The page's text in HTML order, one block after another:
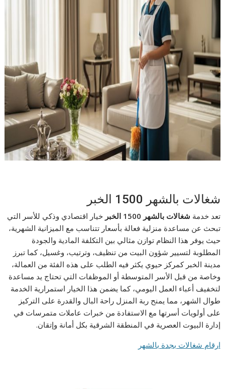
شغالات بالشهر 1500 الخبر
تعد خدمة شغالات بالشهر 1500 الخبر
خيار اقتصادي وذكي للأسر التي
تبحث عن مساعدة منزلية فعالة بأسعار تتناسب مع الميزانية الشهرية،
حيث يوفر هذا النظام توازن مثالي بين التكلفة المادية والجودة
المطلوبة لتسيير شؤون البيت من تنظيف، وترتيب، وغسيل، كما تبرز
مدينة الخبر كمركز حيوي يكثر فيه الطلب على هذه الفئة من العمالة،
وخاصة من قبل الأسر المتوسطة أو الموظفات التي تحتاج يد مساعدة
لتخفيف أعباء العمل اليومي، كما يضمن هذا الخيار استمرارية الخدمة
طوال الشهر، مما يمنح ربة المنزل راحة البال والقدرة على التركيز
على أولويات أسرتها مع الاستفادة من خبرات عاملات متمرسات في
إدارة البيوت العصرية في المنطقة الشرقية بكل أمانة وإتقان.
ارقام شغالات بجدة بالشهر